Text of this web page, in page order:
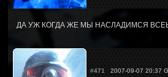
ДА УЖ КОГДА ЖЕ МЫ НАСЛАДИМСЯ
#471 2007-09-07 20:37